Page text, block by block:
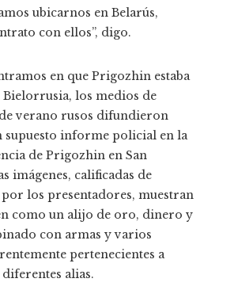
ubicarnos en Belarús,
con ellos”, digo.
en que Prigozhin estaba
Bielorrusia, los medios de
verano rusos difundieron
supuesto informe policial en la
de Prigozhin en San
imágenes, calificadas de
por los presentadores, muestran
como un alijo de oro, dinero y
con armas y varios
pertenecientes a
alias.